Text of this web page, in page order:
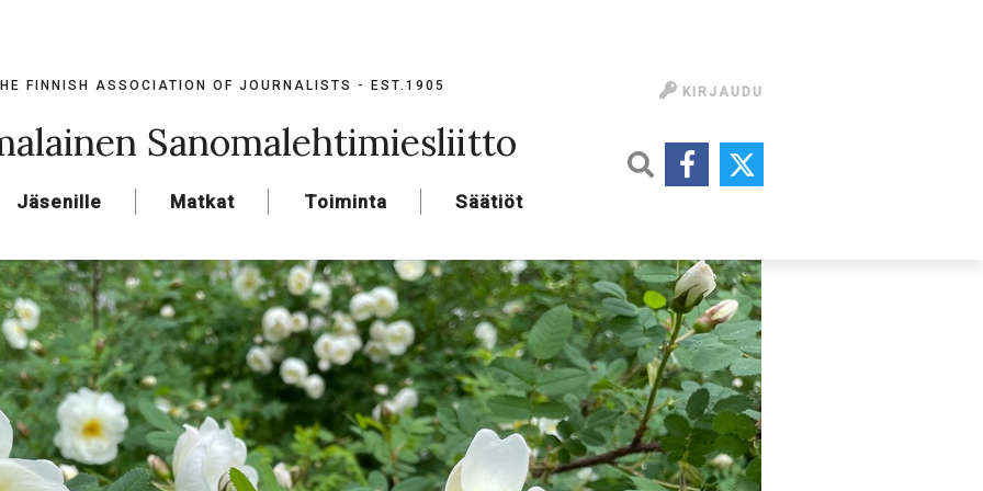
FINNISH ASSOCIATION OF JOURNALISTS - EST.1905
Sanomalehtimiesliitto
Jäsenille Matkat Toiminta Säätiöt
KIRJAUDU